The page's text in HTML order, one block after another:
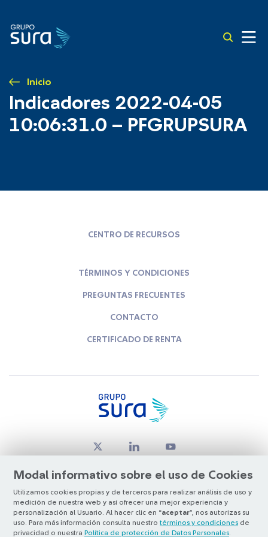
Inicio
Indicadores 2022-04-05
10:06:31.0 – PFGRUPSURA
Modal informativo sobre el uso de Cookies
Utilizamos cookies propias y de terceros para realizar análisis de uso y
medición de nuestra web y así ofrecer una mejor experiencia y
personalización al Usuario. Al hacer clic en “aceptar”, nos autorizas su
uso. Para más información consulta nuestro términos y condiciones de
privacidad o nuestra Política de protección de Datos Personales
CENTRO DE RECURSOS
TÉRMINOS Y CONDICIONES
PREGUNTAS FRECUENTES
CONTACTO
CERTIFICADO DE RENTA
© Copyright Grupo SURA 2026